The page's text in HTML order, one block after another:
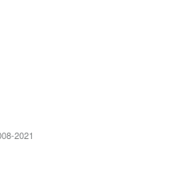
2021